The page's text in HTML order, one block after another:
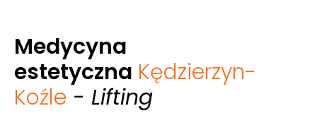
Medycyna
estetyczna Kędzierzyn-
Koźle - Lifting